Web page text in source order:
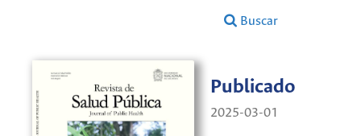
Buscar
Publicado
2025-03-01